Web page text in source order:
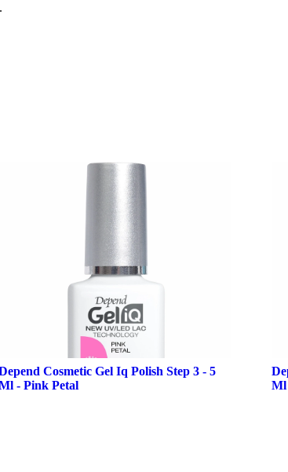
.
Cosmetic Gel Iq Polish Step 3 - 5
- Pink Petal
Ml